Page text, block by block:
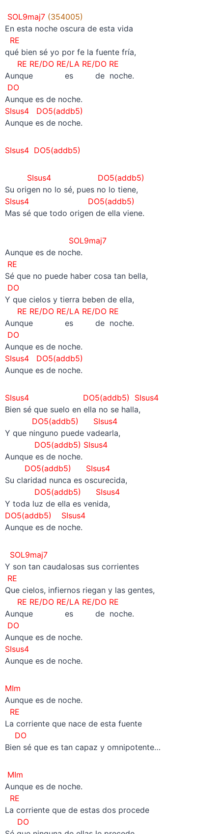
SOL9maj7 (354005)
En esta noche oscura de esta vida
RE
qué bien sé yo por fe la fuente fría,
RE RE/DO RE/LA RE/DO RE
Aunque es de noche.
DO
Aunque es de noche.
SIsus4 DO5(addb5)
Aunque es de noche.
SIsus4 DO5(addb5)
SIsus4 DO5(addb5)
Su origen no lo sé, pues no lo tiene,
SIsus4 DO5(addb5)
Mas sé que todo origen de ella viene.
SOL9maj7
Aunque es de noche.
RE
Sé que no puede haber cosa tan bella,
DO
Y que cielos y tierra beben de ella,
RE RE/DO RE/LA RE/DO RE
Aunque es de noche.
DO
Aunque es de noche.
SIsus4 DO5(addb5)
Aunque es de noche.
SIsus4 DO5(addb5) SIsus4
Bien sé que suelo en ella no se halla,
DO5(addb5) SIsus4
Y que ninguno puede vadearla,
DO5(addb5) SIsus4
Aunque es de noche.
DO5(addb5) SIsus4
Su claridad nunca es oscurecida,
DO5(addb5) SIsus4
Y toda luz de ella es venida,
DO5(addb5) SIsus4
Aunque es de noche.
SOL9maj7
Y son tan caudalosas sus corrientes
RE
Que cielos, infiernos riegan y las gentes,
RE RE/DO RE/LA RE/DO RE
Aunque es de noche.
DO
Aunque es de noche.
SIsus4
Aunque es de noche.
MIm
Aunque es de noche.
RE
La corriente que nace de esta fuente
DO
Bien sé que es tan capaz y omnipotente…
MIm
Aunque es de noche.
RE
La corriente que de estas dos procede
DO